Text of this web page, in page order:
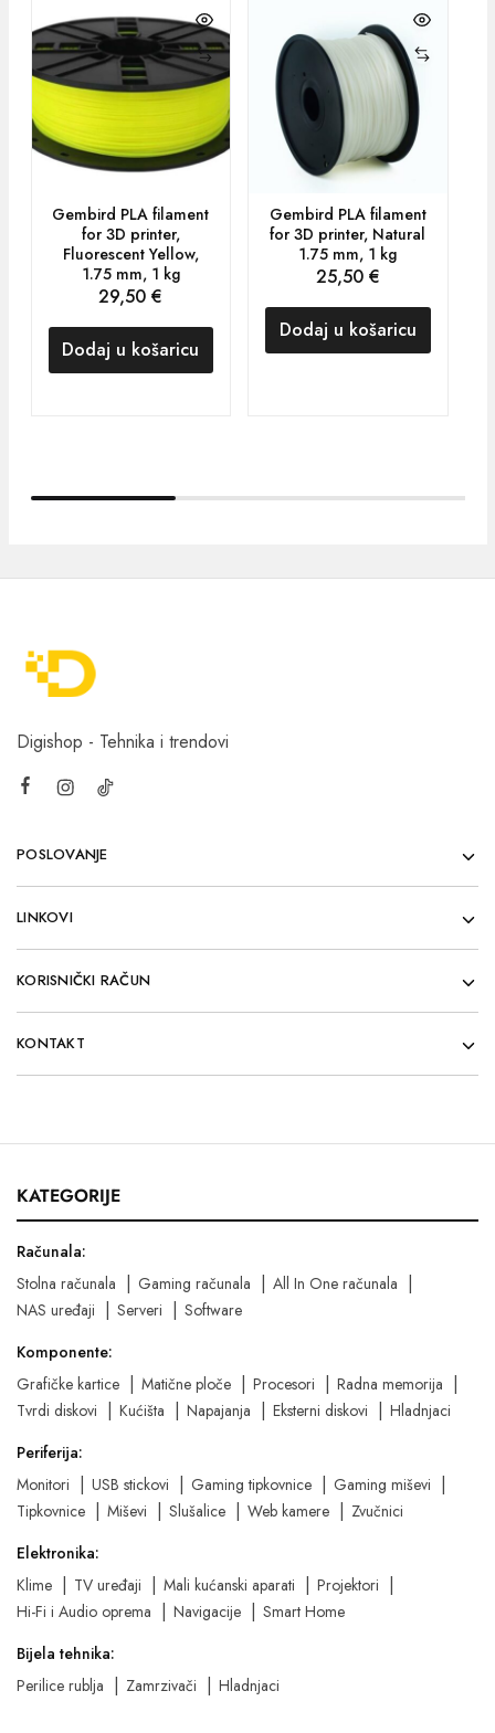
Gembird PLA filament
for 3D printer,
Fluorescent Yellow,
1.75 mm, 1 kg
29,50€
Dodaj u košaricu
Gembird PLA filament
for 3D printer, Natural
1.75 mm, 1 kg
25,50 €
Dodaj u košaricu
Digishop - Tehnika i trendovi
POSLOVANJE
LINKOVI
KORISNIČKI RAČUN
KONTAKT
KATEGORIJE
Računala:
Stolna računala
Gaming računala
All In One računala
NAS uređaji
Serveri
Software
Komponente:
Grafičke kartice
Matične ploče Procesori
Radna memorija
Tvrdi diskovi
Kućišta Napajanja Eksterni diskovi
Hladnjaci
Periferija:
Monitori
USB stickovi Gaming tipkovnice
Gaming miševi
Tipkovnice
Miševi Slušalice Web kamere
Zvučnici
Elektronika:
Klime
TV uređaji Mali kućanski aparati
Projektori
Hi-Fi i Audio oprema
Navigacije
Smart Home
Bijela tehnika:
Perilice rublja
Zamrzivači Hladnjaci